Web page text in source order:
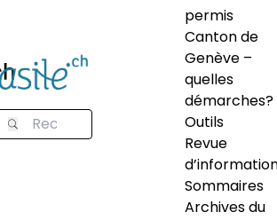
permis
Canton de
Genève –
quelles
démarches?
Outils
Revue
Sommaires
Archives du